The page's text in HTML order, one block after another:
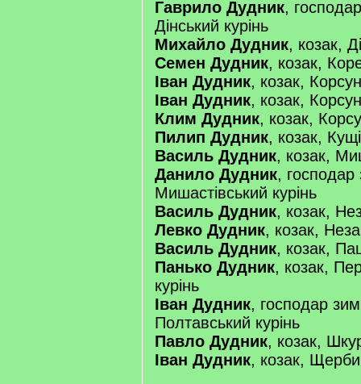
Гаврило Дудник,
Дінський курінь
Михайло Дудник, козак,
Семен Дудник, козак,
Іван Дудник, козак,
Іван Дудник, козак,
Клим Дудник, козак,
Пилип Дудник, козак,
Василь Дудник, козак,
Данило Дудник, господар
Мишастівський курінь
Василь Дудник, козак,
Левко Дудник, козак,
Василь Дудник, козак,
Панько Дудник, козак,
курінь
Іван Дудник, господар
Полтавський курінь
Павло Дудник, козак,
Іван Дудник, козак,